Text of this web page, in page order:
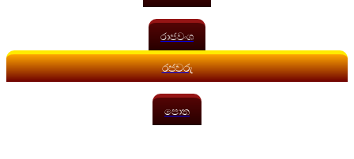
රාජවංශ
රජවරු
පොත